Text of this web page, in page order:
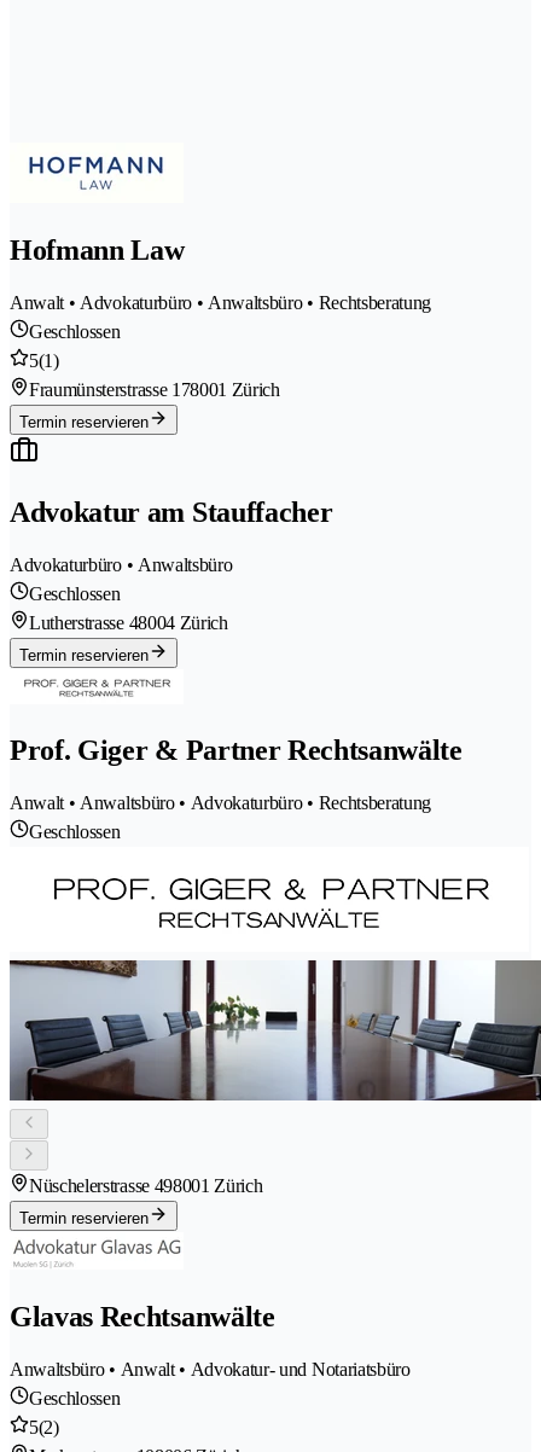
Hofmann Law
Anwalt • Advokaturbüro • Anwaltsbüro • Rechtsberatung
Geschlossen
5(1)
Fraumünsterstrasse 178001 Zürich
Termin reservieren
Advokatur am Stauffacher
Advokaturbüro • Anwaltsbüro
Geschlossen
Lutherstrasse 48004 Zürich
Termin reservieren
Prof. Giger & Partner Rechtsanwälte
Anwalt • Anwaltsbüro • Advokaturbüro • Rechtsberatung
Geschlossen
Nüschelerstrasse 498001 Zürich
Termin reservieren
Glavas Rechtsanwälte
Anwaltsbüro • Anwalt • Advokatur- und Notariatsbüro
Geschlossen
5(2)